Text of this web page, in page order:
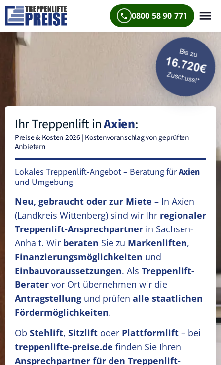
0800 58 90 771
Ihr Treppenlift inAxien:
Preise & Kosten 2026 | Kostenvoranschlag von geprüften
Anbietern
Lokales Treppenlift-Angebot – Beratung fürAxien
und Umgebung
Neu, gebraucht oder zur Miete – In Axien
(Landkreis Wittenberg) sind wir Ihr regionaler
Treppenlift-Ansprechpartner in Sachsen-
Anhalt. Wir beraten Sie zu Markenliften,
Finanzierungsmöglichkeiten und
Einbauvoraussetzungen. Als Treppenlift-
Berater vor Ort übernehmen wir die
Antragstellung und prüfen alle staatlichen
Fördermöglichkeiten.
Ob Stehlift, Sitzlift oder Plattformlift – bei
treppenlifte-preise.de finden Sie Ihren
Ansprechpartner für den Treppenlift-